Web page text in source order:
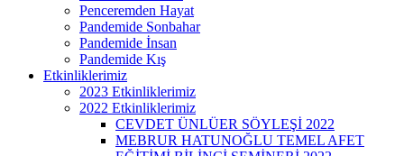
Penceremden Hayat
Pandemide Sonbahar
Pandemide İnsan
Pandemide Kış
Etkinliklerimiz
2023 Etkinliklerimiz
2022 Etkinliklerimiz
CEVDET ÜNLÜER SÖYLEŞİ 2022
MEBRUR HATUNOĞLU TEMEL AFET